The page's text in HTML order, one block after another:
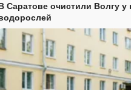
Саратове очистили Волгу у